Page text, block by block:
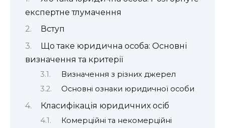
експертне тлумачення
Вступ
Що таке юридична особа: Основні
визначення та критерії
Визначення з різних джерел
Основні ознаки юридичної особи
Класифікація юридичних осіб
Комерційні та некомерційні